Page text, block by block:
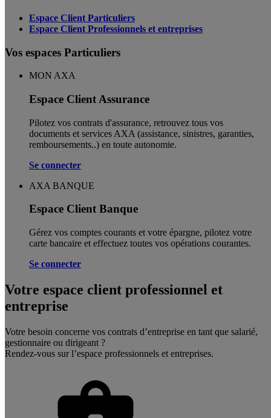
Espace Client Particuliers
Espace Client Professionnels et entreprises
Vos espaces Particuliers
MON AXA
Espace Client Assurance
Pilotez vos contrats d'assurance, retrouvez tous vos
documents et services AXA (assistance, sinistres, garanties,
remboursements..) en toute autonomie. ​
Se connecter
AXA BANQUE
Espace Client Banque
Gérez vos comptes courants et votre épargne, pilotez votre
carte bancaire et effectuez toutes vos opérations courantes.
Se connecter
Votre espace client professionnel et
entreprise
Votre besoin concerne vos contrats d’entreprise en tant que salarié,
gestionnaire ou dirigeant ?
Rendez-vous sur l’espace professionnels et entreprises.